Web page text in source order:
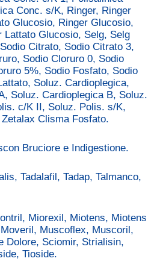
Conc. s/K, Ringer, Ringer
Glucosio, Ringer Glucosio,
Lattato Glucosio, Selg, Selg
Citrato, Sodio Citrato 3,
Sodio Cloruro 0, Sodio
5%, Sodio Fosfato, Sodio
Soluz. Cardioplegica,
Soluz. Cardioplegica B, Soluz.
c/K II, Soluz. Polis. s/K,
Clisma Fosfato.
Bruciore e Indigestione.
Tadalafil, Tadap, Talmanco,
Miorexil, Miotens, Miotens
Muscoflex, Muscoril,
Dolore, Sciomir, Strialisin,
Tioside.